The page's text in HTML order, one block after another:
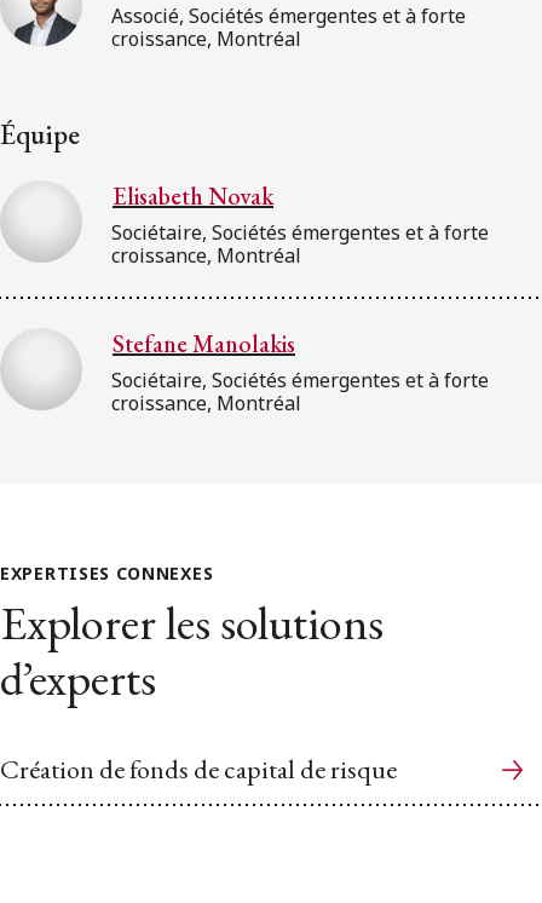
Associé, Sociétés émergentes et à forte
croissance, Montréal
Équipe
Elisabeth Novak
Sociétaire, Sociétés émergentes et à forte
croissance, Montréal
Stefane Manolakis
Sociétaire, Sociétés émergentes et à forte
croissance, Montréal
EXPERTISES CONNEXES
Explorer les solutions
d’experts
Création de fonds de capital de risque